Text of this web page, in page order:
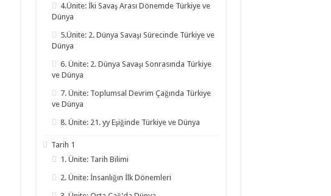
4.Ünite: İki Savaş Arası Dönemde Türkiye ve
Dünya
5.Ünite: 2. Dünya Savaşı Sürecinde Türkiye ve
Dünya
6. Ünite: 2. Dünya Savaşı Sonrasında Türkiye
ve Dünya
7. Ünite: Toplumsal Devrim Çağında Türkiye
ve Dünya
8. Ünite: 21. yy Eşiğinde Türkiye ve Dünya
Tarih 1
1. Ünite: Tarih Bilimi
2. Ünite: İnsanlığın İlk Dönemleri